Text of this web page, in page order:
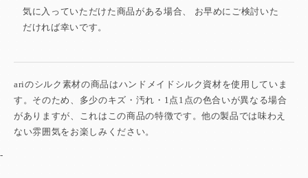
気に入っていただけた商品がある場合、
お早めにご検討いた
だければ幸いです。
ariのシルク素材の商品はハンドメイドシルク資材を使用していま
す。そのため、多少のキズ・汚れ・1点1点の色合いが異なる場合
がありますが、これはこの商品の特徴です。他の製品では味わえ
ない雰囲気をお楽しみください。
-